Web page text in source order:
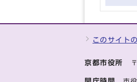
このサイト
京都市役所